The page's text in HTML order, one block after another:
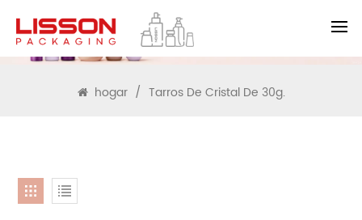
BUSCAR
hogar / Tarros De Cristal De 30g.